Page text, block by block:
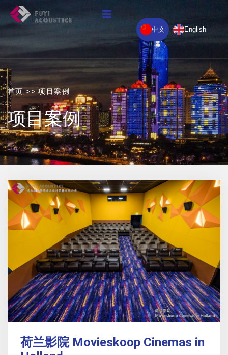
中文 English
首页>>项目案例
项目案例
荷兰影院 Movieskoop Cinemas in